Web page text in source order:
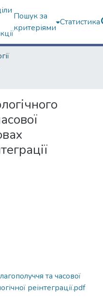
Пошук за
критеріями
Статистика
та часової
реінтеграції.pdf